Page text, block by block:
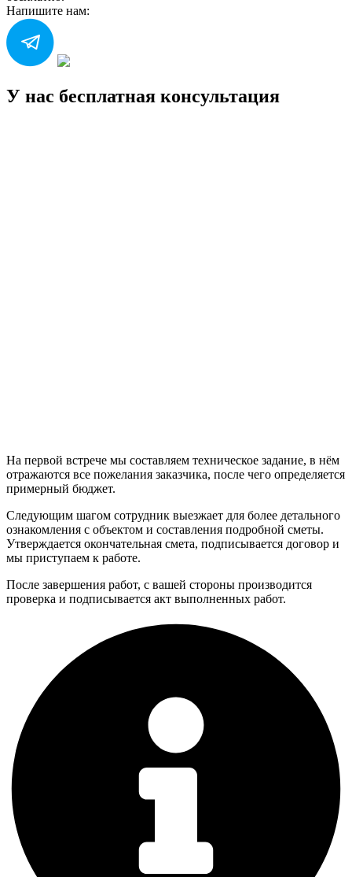
Напишите нам:
У нас бесплатная консультация
На первой встрече мы составляем техническое задание, в нём
отражаются все пожелания заказчика, после чего определяется
примерный бюджет.
Следующим шагом сотрудник выезжает для более детального
ознакомления с объектом и составления подробной сметы.
Утверждается окончательная смета, подписывается договор и
мы приступаем к работе.
После завершения работ, с вашей стороны производится
проверка и подписывается акт выполненных работ.